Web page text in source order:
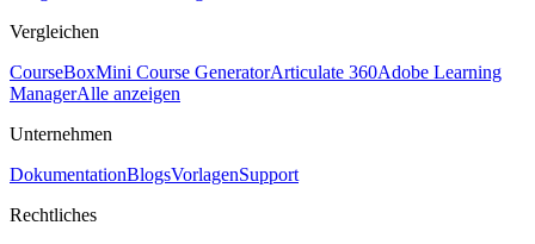
Vergleichen
CourseBoxMini Course GeneratorArticulate 360Adobe Learning
ManagerAlle anzeigen
Unternehmen
DokumentationBlogsVorlagenSupport
Rechtliches